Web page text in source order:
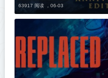
63917 阅读 ， 06-03